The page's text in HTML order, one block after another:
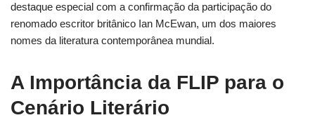
destaque especial com a confirmação da participação do
renomado escritor britânico Ian McEwan, um dos maiores
nomes da literatura contemporânea mundial.
A Importância da FLIP para o
Cenário Literário